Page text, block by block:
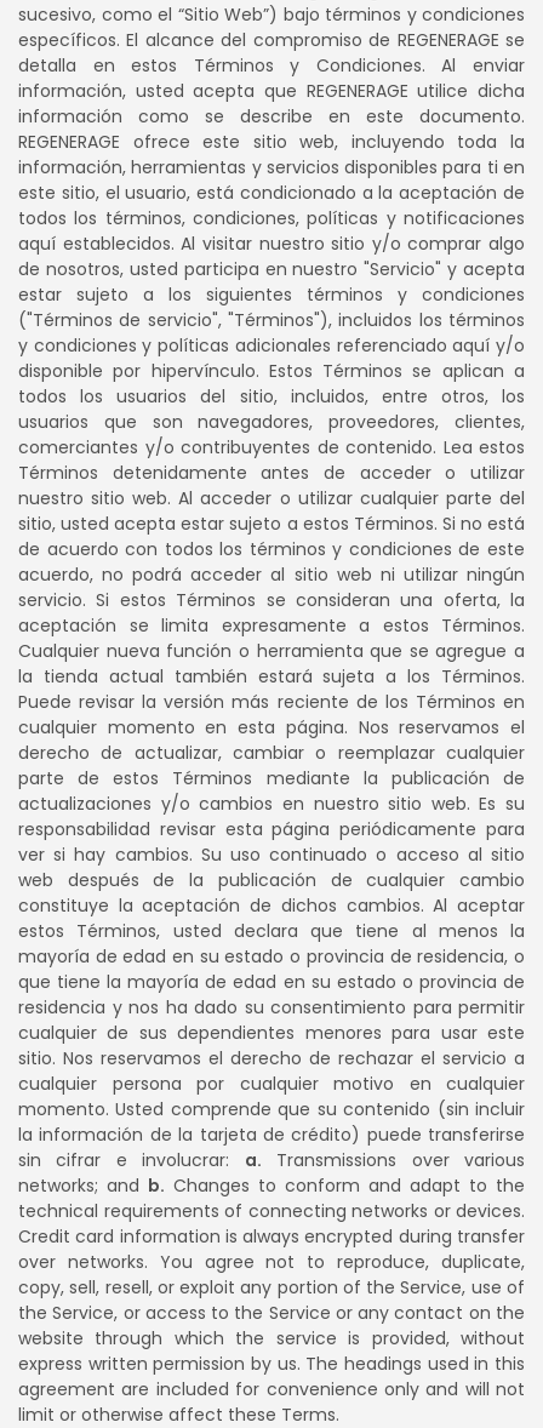
sucesivo, como el “Sitio Web”) bajo términos y condiciones
específicos. El alcance del compromiso de REGENERAGE se
detalla en estos Términos y Condiciones. Al enviar
información, usted acepta que REGENERAGE utilice dicha
información como se describe en este documento.
REGENERAGE ofrece este sitio web, incluyendo toda la
información, herramientas y servicios disponibles para ti en
este sitio, el usuario, está condicionado a la aceptación de
todos los términos, condiciones, políticas y notificaciones
aquí establecidos. Al visitar nuestro sitio y/o comprar algo
de nosotros, usted participa en nuestro "Servicio" y acepta
estar sujeto a los siguientes términos y condiciones
("Términos de servicio", "Términos"), incluidos los términos
y condiciones y políticas adicionales referenciado aquí y/o
disponible por hipervínculo. Estos Términos se aplican a
todos los usuarios del sitio, incluidos, entre otros, los
usuarios que son navegadores, proveedores, clientes,
comerciantes y/o contribuyentes de contenido. Lea estos
Términos detenidamente antes de acceder o utilizar
nuestro sitio web. Al acceder o utilizar cualquier parte del
sitio, usted acepta estar sujeto a estos Términos. Si no está
de acuerdo con todos los términos y condiciones de este
acuerdo, no podrá acceder al sitio web ni utilizar ningún
servicio. Si estos Términos se consideran una oferta, la
aceptación se limita expresamente a estos Términos.
Cualquier nueva función o herramienta que se agregue a
la tienda actual también estará sujeta a los Términos.
Puede revisar la versión más reciente de los Términos en
cualquier momento en esta página. Nos reservamos el
derecho de actualizar, cambiar o reemplazar cualquier
parte de estos Términos mediante la publicación de
actualizaciones y/o cambios en nuestro sitio web. Es su
responsabilidad revisar esta página periódicamente para
ver si hay cambios. Su uso continuado o acceso al sitio
web después de la publicación de cualquier cambio
constituye la aceptación de dichos cambios. Al aceptar
estos Términos, usted declara que tiene al menos la
mayoría de edad en su estado o provincia de residencia, o
que tiene la mayoría de edad en su estado o provincia de
residencia y nos ha dado su consentimiento para permitir
cualquier de sus dependientes menores para usar este
sitio. Nos reservamos el derecho de rechazar el servicio a
cualquier persona por cualquier motivo en cualquier
momento. Usted comprende que su contenido (sin incluir
la información de la tarjeta de crédito) puede transferirse
sin cifrar e involucrar: a. Transmissions over various
networks; and b. Changes to conform and adapt to the
technical requirements of connecting networks or devices.
Credit card information is always encrypted during transfer
over networks. You agree not to reproduce, duplicate,
copy, sell, resell, or exploit any portion of the Service, use of
the Service, or access to the Service or any contact on the
website through which the service is provided, without
express written permission by us. The headings used in this
agreement are included for convenience only and will not
limit or otherwise affect these Terms.